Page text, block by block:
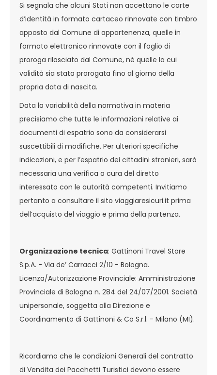
Si segnala che alcuni Stati non accettano le carte
d’identità in formato cartaceo rinnovate con timbro
apposto dal Comune di appartenenza, quelle in
formato elettronico rinnovate con il foglio di
proroga rilasciato dal Comune, né quelle la cui
validità sia stata prorogata fino al giorno della
propria data di nascita.
Data la variabilità della normativa in materia
precisiamo che tutte le informazioni relative ai
documenti di espatrio sono da considerarsi
suscettibili di modifiche. Per ulteriori specifiche
indicazioni, e per l’espatrio dei cittadini stranieri, sarà
necessaria una verifica a cura del diretto
interessato con le autorità competenti. Invitiamo
pertanto a consultare il sito viaggiaresicuri.it prima
dell’acquisto del viaggio e prima della partenza.
Organizzazione tecnica: Gattinoni Travel Store
S.p.A. - Via de’ Carracci 2/10 - Bologna.
Licenza/Autorizzazione Provinciale: Amministrazione
Provinciale di Bologna n. 284 del 24/07/2001. Società
unipersonale, soggetta alla Direzione e
Coordinamento di Gattinoni & Co S.r.l. - Milano (MI).
Ricordiamo che le condizioni Generali del contratto
di Vendita dei Pacchetti Turistici devono essere